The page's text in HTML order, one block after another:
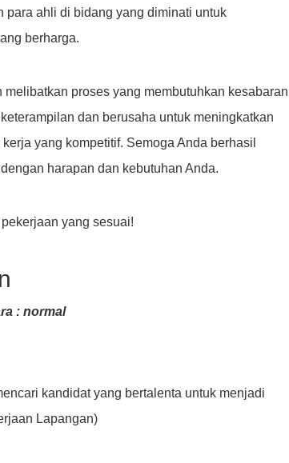
para ahli di bidang yang diminati untuk
berharga.
proses yang membutuhkan kesabaran
dan berusaha untuk meningkatkan
yang kompetitif. Semoga Anda berhasil
harapan dan kebutuhan Anda.
yang sesuai!
: normal
kandidat yang bertalenta untuk menjadi
Lapangan)